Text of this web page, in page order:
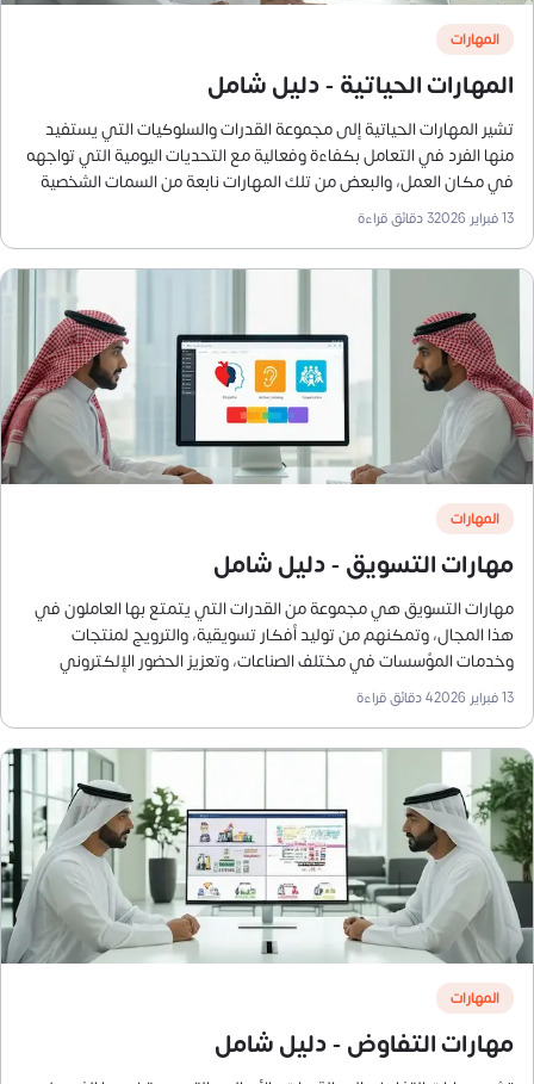
المهارات
المهارات الحياتية - دليل شامل
تشير المهارات الحياتية إلى مجموعة القدرات والسلوكيات التي يستفيد
منها الفرد في التعامل بكفاءة وفعالية مع التحديات اليومية التي تواجهه
في مكان العمل، والبعض من تلك المهارات نابعة من السمات الشخصية
للفرد، وبعضها الآخر يمكن اكتسابها من خلال التجربة، والتفاعل مع
الآخرين، والمواقف اليومية، والتعلم، وتتأثر المهارات الحياتية بعدة عوامل.
13 فبراير 2026 3دقائق قراءة
المهارات
مهارات التسويق - دليل شامل
مهارات التسويق هي مجموعة من القدرات التي يتمتع بها العاملون في
هذا المجال، وتمكنهم من توليد أفكار تسويقية، والترويج لمنتجات
وخدمات المؤسسات في مختلف الصناعات، وتعزيز الحضور الإلكتروني
للأعمال، وجذب العملاء والحفاظ عليهم، وتحقيق أهداف المؤسسة على
المدى القصير والطويل.
13 فبراير 2026 4دقائق قراءة
المهارات
مهارات التفاوض - دليل شامل